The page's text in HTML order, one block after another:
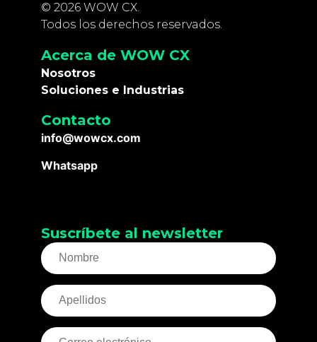
© 2026 WOW CX.
Todos los derechos reservados.
Acerca de WOW CX
Nosotros
Soluciones e Industrias
Contacto
info@wowcx.com
Whatsapp
Suscríbete al newsletter